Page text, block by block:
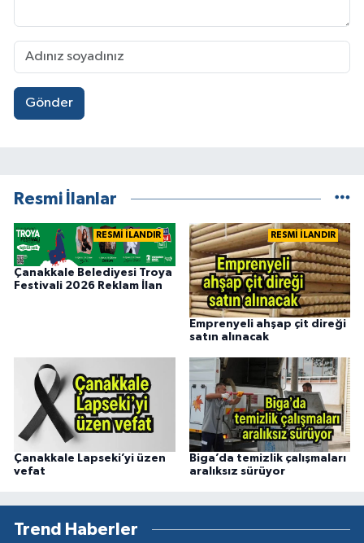
Gönder
Resmi İlanlar
RESMİ İLANDIR
Çanakkale Belediyesi Troya
Festivali 2026 Reklam İlan
RESMİ İLANDIR
Emprenyeli ahşap çit direği
satın alınacak
Çanakkale Lapseki’yi üzen
vefat
Biga’da temizlik çalışmaları
aralıksız sürüyor
Trend Haberler